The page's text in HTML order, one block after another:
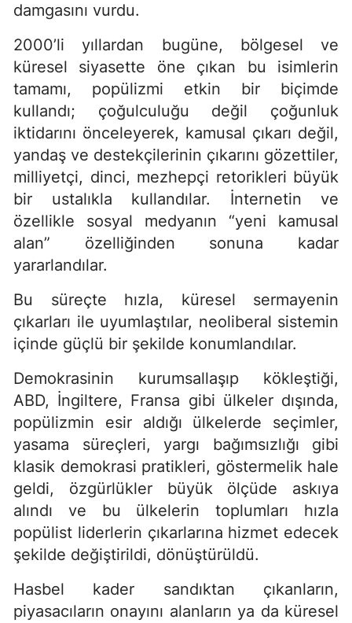
damgasını vurdu.
2000’li yıllardan bugüne, bölgesel ve
küresel siyasette öne çıkan bu isimlerin
tamamı, popülizmi etkin bir biçimde
kullandı; çoğulculuğu değil çoğunluk
iktidarını önceleyerek, kamusal çıkarı değil,
yandaş ve destekçilerinin çıkarını gözettiler,
milliyetçi, dinci, mezhepçi retorikleri büyük
bir ustalıkla kullandılar. İnternetin ve
özellikle sosyal medyanın “yeni kamusal
alan” özelliğinden sonuna kadar
yararlandılar.
Bu süreçte hızla, küresel sermayenin
çıkarları ile uyumlaştılar, neoliberal sistemin
içinde güçlü bir şekilde konumlandılar.
Demokrasinin kurumsallaşıp kökleştiği,
ABD, İngiltere, Fransa gibi ülkeler dışında,
popülizmin esir aldığı ülkelerde seçimler,
yasama süreçleri, yargı bağımsızlığı gibi
klasik demokrasi pratikleri, göstermelik hale
geldi, özgürlükler büyük ölçüde askıya
alındı ve bu ülkelerin toplumları hızla
popülist liderlerin çıkarlarına hizmet edecek
şekilde değiştirildi, dönüştürüldü.
Hasbel kader sandıktan çıkanların,
piyasacıların onayını alanların ya da küresel